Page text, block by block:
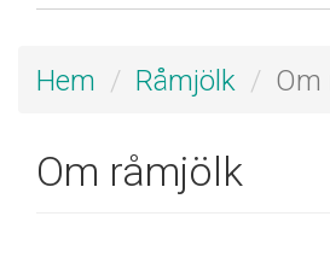
Hem Råmjölk Om
Om råmjölk